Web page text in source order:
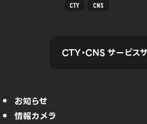
CTY CNS
CTY・CNS サービス
お知らせ
情報カメラ